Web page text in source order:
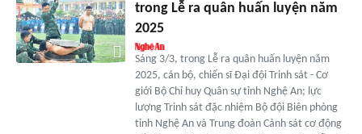
trong Lễ ra quân huấn luyện năm
2025
Sáng 3/3, trong Lễ ra quân huấn luyện năm
2025, cán bộ, chiến sĩ Đại đội Trinh sát - Cơ
giới Bộ Chỉ huy Quân sự tỉnh Nghệ An; lực
lượng Trinh sát đặc nhiệm Bộ đội Biên phòng
tỉnh Nghệ An và Trung đoàn Cảnh sát cơ động